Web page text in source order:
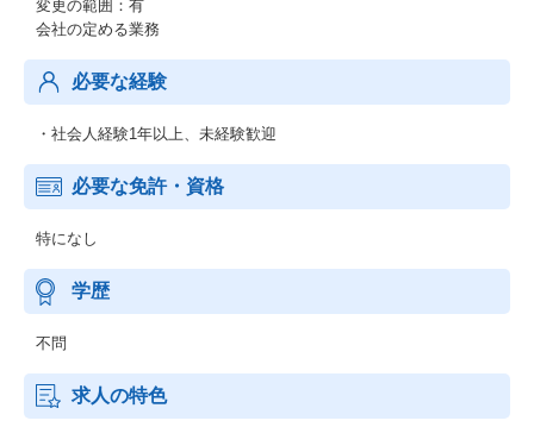
変更の範囲：有
会社の定める業務
必要な経験
・社会人経験1年以上、未経験歓迎
必要な免許・資格
特になし
学歴
不問
求人の特色